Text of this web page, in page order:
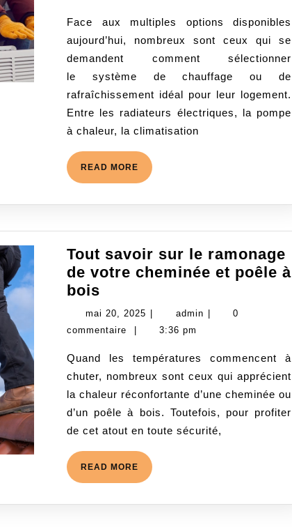
électrique,
pompe
chaleur
et
climatisation
pour
un
confort
thermique
optimal ?
Face aux multiples options disponibles
aujourd’hui, nombreux sont ceux qui se
demandent comment sélectionner
le système de chauffage ou de
rafraîchissement idéal pour leur logement.
Entre les radiateurs électriques, la pompe
à chaleur, la climatisation
READ MORE READ
MORE
Tout savoir sur le ramonage
de votre cheminée et poêle à
bois
savoir
sur
ramonage
de
votre
cheminée
et
poêle
à
bois
mai 20, 2025 mai
20,
admin admin0
commentaire
3:36 pm
Quand les températures commencent à
chuter, nombreux sont ceux qui apprécient
la chaleur réconfortante d’une cheminée ou
d’un poêle à bois. Toutefois, pour profiter
de cet atout en toute sécurité,
READ MORE READ
MORE